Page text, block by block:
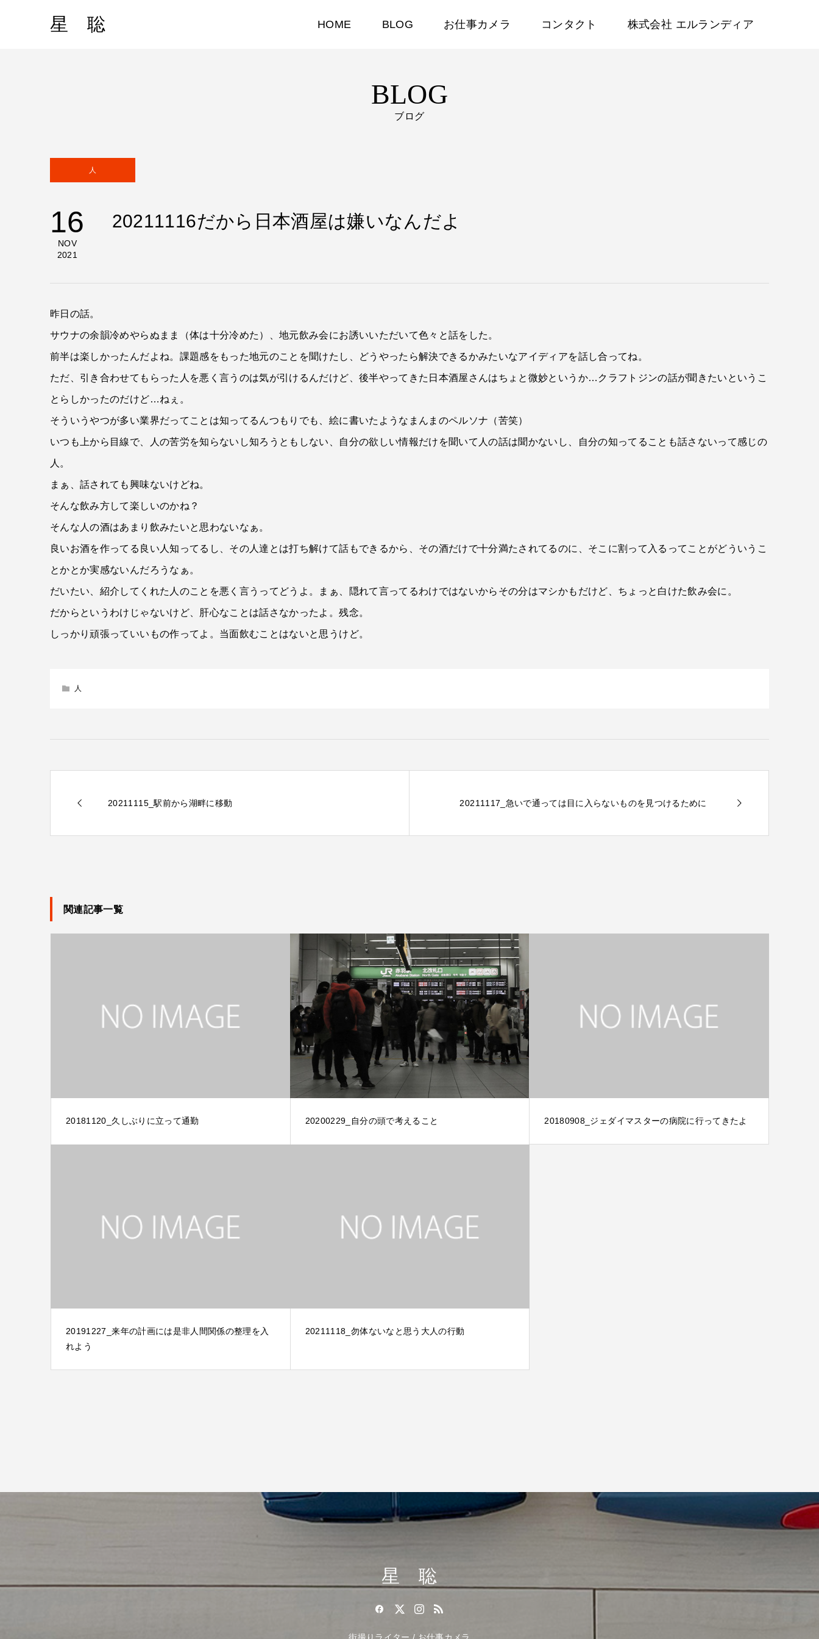
星 聡 HOME BLOG お仕事カメラ コンタクト 株式会社 エルランディア
BLOG
ブログ
人
16
NOV
2021
20211116だから日本酒屋は嫌いなんだよ
昨日の話。
サウナの余韻冷めやらぬまま（体は十分冷めた）、地元飲み会にお誘いいただいて色々と話をした。
前半は楽しかったんだよね。課題感をもった地元のことを聞けたし、どうやったら解決できるかみたいなアイディアを話し合ってね。
ただ、引き合わせてもらった人を悪く言うのは気が引けるんだけど、後半やってきた日本酒屋さんはちょと微妙というか…クラフトジンの話が聞きたいというこ
とらしかったのだけど…ねぇ。
そういうやつが多い業界だってことは知ってるんつもりでも、絵に書いたようなまんまのペルソナ（苦笑）
いつも上から目線で、人の苦労を知らないし知ろうともしない、自分の欲しい情報だけを聞いて人の話は聞かないし、自分の知ってることも話さないって感じの
人。
まぁ、話されても興味ないけどね。
そんな飲み方して楽しいのかね？
そんな人の酒はあまり飲みたいと思わないなぁ。
良いお酒を作ってる良い人知ってるし、その人達とは打ち解けて話もできるから、その酒だけで十分満たされてるのに、そこに割って入るってことがどういうこ
とかとか実感ないんだろうなぁ。
だいたい、紹介してくれた人のことを悪く言うってどうよ。まぁ、隠れて言ってるわけではないからその分はマシかもだけど、ちょっと白けた飲み会に。
だからというわけじゃないけど、肝心なことは話さなかったよ。残念。
しっかり頑張っていいもの作ってよ。当面飲むことはないと思うけど。
人
20211115_駅前から湖畔に移動 20211117_急いで通っては目に入らないものを見つけるために
関連記事一覧
20181120_久しぶりに立って通勤 20200229_自分の頭で考えること 20180908_ジェダイマスターの病院に行ってきたよ
20191227_来年の計画には是非人間関係の整理を入
れよう
20211118_勿体ないなと思う大人の行動
星 聡